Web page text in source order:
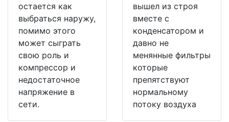
остается как
выбраться наружу,
помимо этого
может сыграть
свою роль и
компрессор и
недостаточное
напряжение в
сети.
вышел из строя
вместе с
конденсатором и
давно не
менянные фильтры
которые
препятствуют
нормальному
потоку воздуха